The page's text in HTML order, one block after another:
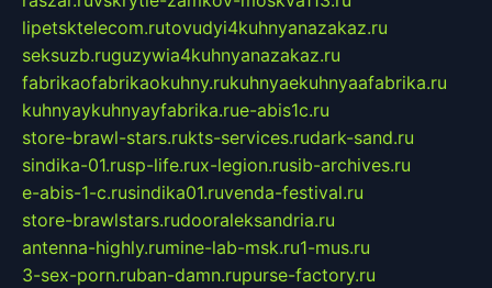
lipetsktelecom.rutovudyi4kuhnyanazakaz.ru
seksuzb.ruguzywia4kuhnyanazakaz.ru
fabrikaofabrikaokuhny.rukuhnyaekuhnyaafabrika.ru
kuhnyaykuhnyayfabrika.rue-abis1c.ru
store-brawl-stars.rukts-services.rudark-sand.ru
sindika-01.rusp-life.rux-legion.rusib-archives.ru
e-abis-1-c.rusindika01.ruvenda-festival.ru
store-brawlstars.rudooraleksandria.ru
antenna-highly.rumine-lab-msk.ru1-mus.ru
3-sex-porn.ruban-damn.rupurse-factory.ru